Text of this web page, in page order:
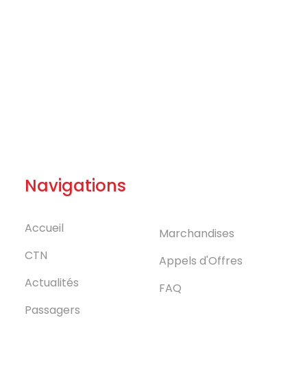
Navigations
Accueil
CTN
Actualités
Passagers
Marchandises
Appels d'Offres
FAQ